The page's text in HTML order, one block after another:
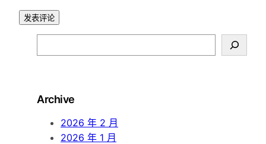
e
c
Archive
2026 年 2 月
2026 年 1 月